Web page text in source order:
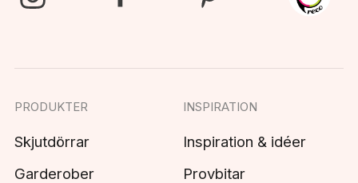
PRODUKTER
Skjutdörrar
Garderober
INSPIRATION
Inspiration & idéer
Provbitar